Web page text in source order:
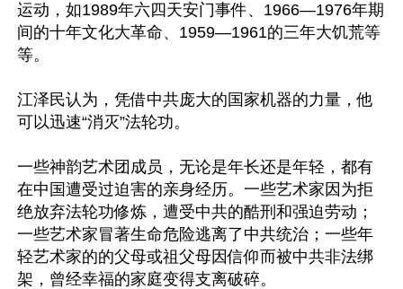
运动，如1989年六四天安门事件、1966—1976年期
间的十年文化大革命、1959—1961的三年大饥荒等
等。
江泽民认为，凭借中共庞大的国家机器的力量，他
可以迅速“消灭”法轮功。
一些神韵艺术团成员，无论是年长还是年轻，都有
在中国遭受过迫害的亲身经历。一些艺术家因为拒
绝放弃法轮功修炼，遭受中共的酷刑和强迫劳动；
一些艺术家冒著生命危险逃离了中共统治；一些年
轻艺术家的的父母或祖父母因信仰而被中共非法绑
架，曾经幸福的家庭变得支离破碎。